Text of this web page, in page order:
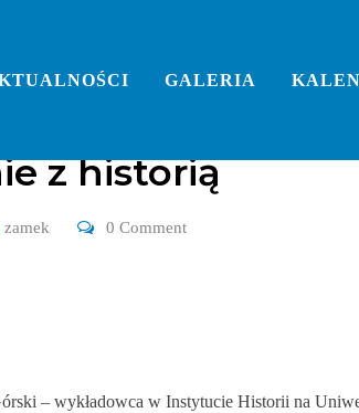
GALERIA
z historią
zamek 0 Comment
– wykładowca w Instytucie Historii na